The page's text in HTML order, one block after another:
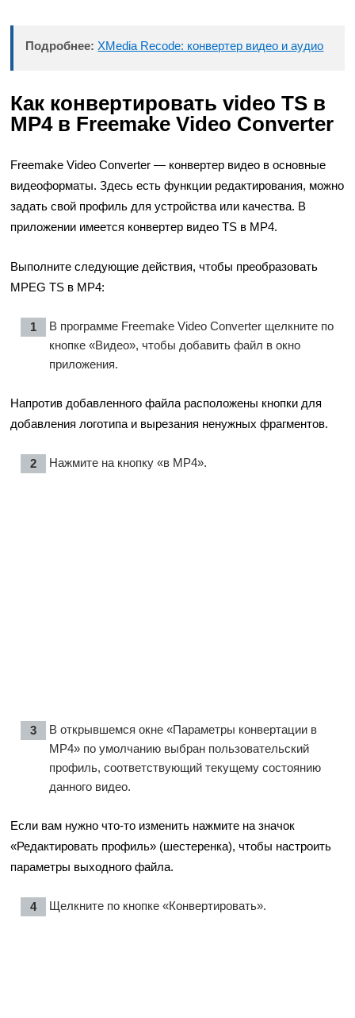
Подробнее: XMedia Recode: конвертер видео и аудио
Как конвертировать video TS в
MP4 в Freemake Video Converter
Freemake Video Converter — конвертер видео в основные
видеоформаты. Здесь есть функции редактирования, можно
задать свой профиль для устройства или качества. В
приложении имеется конвертер видео TS в MP4.
Выполните следующие действия, чтобы преобразовать
MPEG TS в MP4:
В программе Freemake Video Converter щелкните по
кнопке «Видео», чтобы добавить файл в окно
приложения.
Напротив добавленного файла расположены кнопки для
добавления логотипа и вырезания ненужных фрагментов.
Нажмите на кнопку «в MP4».
В открывшемся окне «Параметры конвертации в
MP4» по умолчанию выбран пользовательский
профиль, соответствующий текущему состоянию
данного видео.
Если вам нужно что-то изменить нажмите на значок
«Редактировать профиль» (шестеренка), чтобы настроить
параметры выходного файла.
Щелкните по кнопке «Конвертировать».